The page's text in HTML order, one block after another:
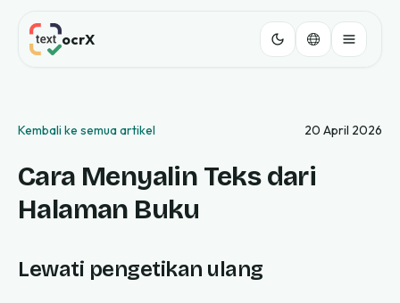
ocrX
Kembali ke semua artikel 20 April 2026
Cara Menyalin Teks dari
Halaman Buku
Lewati pengetikan ulang